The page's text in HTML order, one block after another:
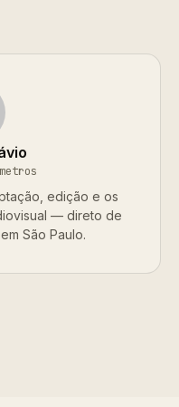
edição e os
— direto de
São Paulo.